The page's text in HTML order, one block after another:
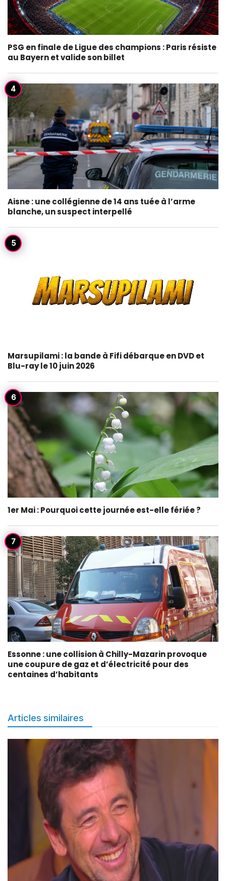
PSG en finale de Ligue des champions : Paris résiste
au Bayern et valide son billet
Aisne : une collégienne de 14 ans tuée à l’arme
blanche, un suspect interpellé
Marsupilami : la bande à Fifi débarque en DVD et
Blu-ray le 10 juin 2026
1er Mai : Pourquoi cette journée est-elle fériée ?
Essonne : une collision à Chilly-Mazarin provoque
une coupure de gaz et d’électricité pour des
centaines d’habitants
Articles similaires